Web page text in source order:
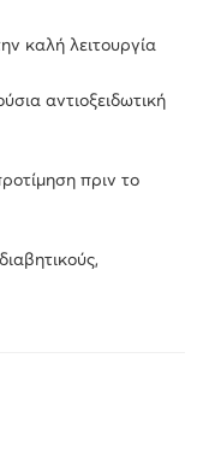
καλή λειτουργία
αντιοξειδωτική
πριν το